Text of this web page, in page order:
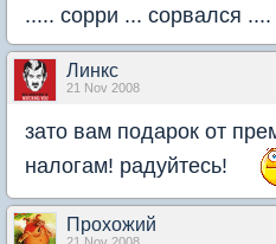
..... сорри ... сорвался ....
Линкс
21 Nov 2008
зато вам подарок от
налогам! радуйтесь!
Прохожий
21 Nov 2008